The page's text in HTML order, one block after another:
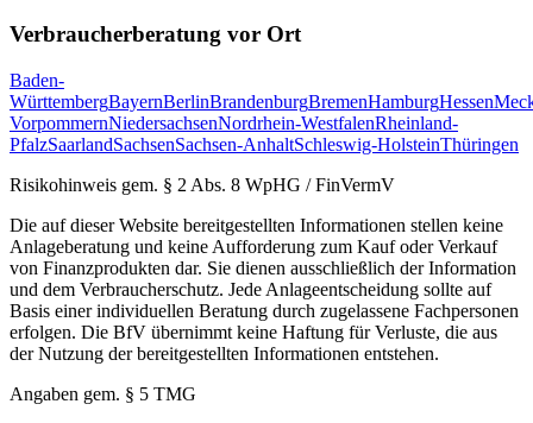
Verbraucherberatung vor Ort
Baden-
WürttembergBayernBerlinBrandenburgBremenHamburgHessen
VorpommernNiedersachsenNordrhein-WestfalenRheinland-
PfalzSaarlandSachsenSachsen-AnhaltSchleswig-HolsteinThüringen
Risikohinweis gem. § 2 Abs. 8 WpHG / FinVermV
Die auf dieser Website bereitgestellten Informationen stellen keine
Anlageberatung und keine Aufforderung zum Kauf oder Verkauf
von Finanzprodukten dar. Sie dienen ausschließlich der Information
und dem Verbraucherschutz. Jede Anlageentscheidung sollte auf
Basis einer individuellen Beratung durch zugelassene Fachpersonen
erfolgen. Die BfV übernimmt keine Haftung für Verluste, die aus
der Nutzung der bereitgestellten Informationen entstehen.
Angaben gem. § 5 TMG